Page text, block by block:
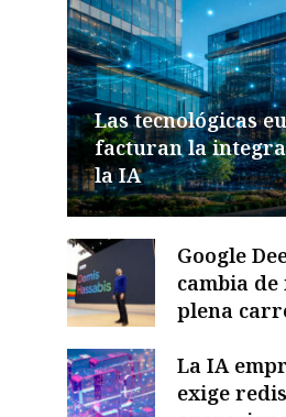
Las tecnológicas
facturan la
la IA
Google
cambia de
plena
La IA
exige